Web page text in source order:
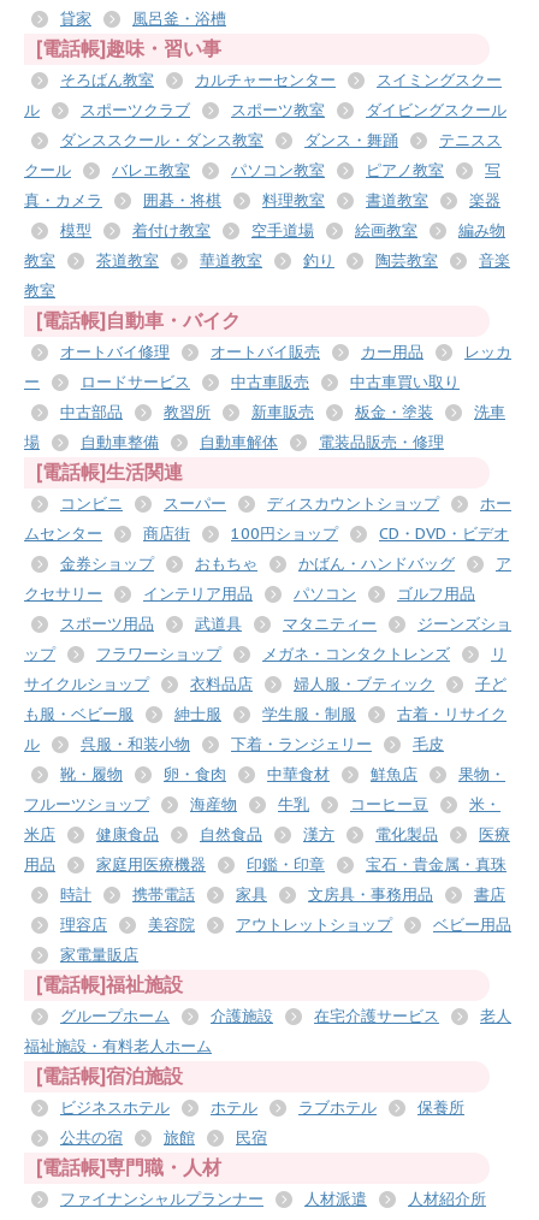
貸家
風呂釜・浴槽
[電話帳]趣味・習い事
そろばん教室 カルチャーセンター
スイミングスクー
ル
スポーツクラブ スポーツ教室
ダイビングスクール
ダンススクール・ダンス教室
ダンス・舞踊
テニスス
クール
バレエ教室 パソコン教室 ピアノ教室
写
真・カメラ
囲碁・将棋 料理教室 書道教室
楽器
模型
着付け教室 空手道場 絵画教室
編み物
教室
茶道教室 華道教室 釣り 陶芸教室
音楽
教室
[電話帳]自動車・バイク
オートバイ修理 オートバイ販売 カー用品
レッカ
ー
ロードサービス 中古車販売
中古車買い取り
中古部品
教習所 新車販売 板金・塗装
洗車
場
自動車整備 自動車解体 電装品販売・修理
[電話帳]生活関連
コンビニ スーパー ディスカウントショップ
ホー
ムセンター
商店街 100円ショップ
CD・DVD・ビデオ
金券ショップ
おもちゃ かばん・ハンドバッグ
ア
クセサリー
インテリア用品 パソコン
ゴルフ用品
スポーツ用品
武道具 マタニティー
ジーンズショ
ップ
フラワーショップ メガネ・コンタクトレンズ
リ
サイクルショップ
衣料品店 婦人服・ブティック
子ど
も服・ベビー服
紳士服 学生服・制服
古着・リサイク
ル
呉服・和装小物 下着・ランジェリー
毛皮
靴・履物
卵・食肉 中華食材 鮮魚店
果物・
フルーツショップ
海産物 牛乳 コーヒー豆
米・
米店
健康食品 自然食品 漢方 電化製品
医療
用品
家庭用医療機器 印鑑・印章
宝石・貴金属・真珠
時計
携帯電話 家具 文房具・事務用品
書店
理容店
美容院 アウトレットショップ
ベビー用品
家電量販店
[電話帳]福祉施設
グループホーム 介護施設 在宅介護サービス
老人
福祉施設・有料老人ホーム
[電話帳]宿泊施設
ビジネスホテル ホテル ラブホテル
保養所
公共の宿
旅館 民宿
[電話帳]専門職・人材
ファイナンシャルプランナー 人材派遣
人材紹介所